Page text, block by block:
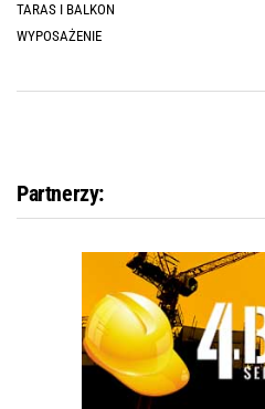
TARAS I BALKON
WYPOSAŻENIE
Partnerzy: